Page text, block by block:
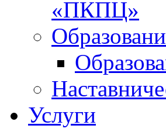
«ПКПЦ»
Услуги